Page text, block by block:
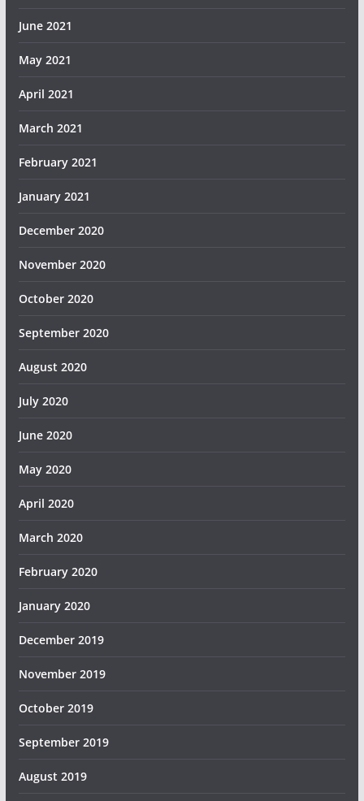
June 2021
May 2021
April 2021
March 2021
February 2021
January 2021
December 2020
November 2020
October 2020
September 2020
August 2020
July 2020
June 2020
May 2020
April 2020
March 2020
February 2020
January 2020
December 2019
November 2019
October 2019
September 2019
August 2019